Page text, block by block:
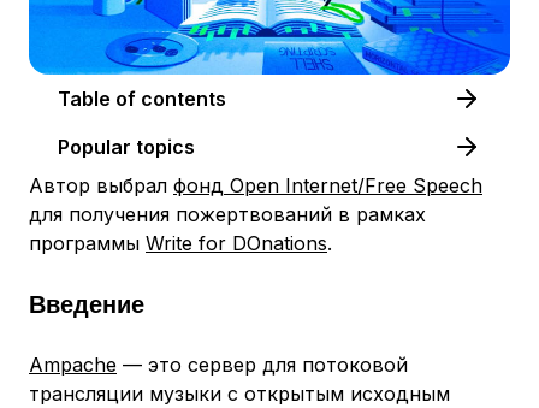
Table of contents
Popular topics
Автор выбрал фонд Open Internet/Free Speech
для получения пожертвований в рамках
программы Write for DOnations.
Введение
Ampache — это сервер для потоковой
трансляции музыки с открытым исходным